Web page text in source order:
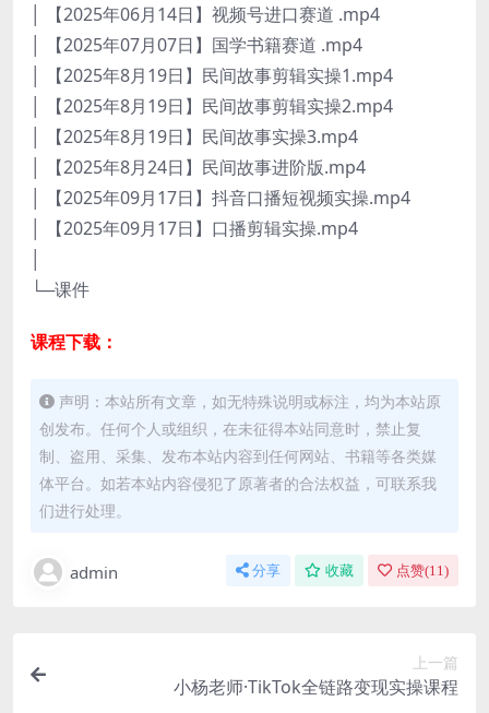
│ 【2025年06月14日】视频号进口赛道 .mp4
│ 【2025年07月07日】国学书籍赛道 .mp4
│ 【2025年8月19日】民间故事剪辑实操1.mp4
│ 【2025年8月19日】民间故事剪辑实操2.mp4
│ 【2025年8月19日】民间故事实操3.mp4
│ 【2025年8月24日】民间故事进阶版.mp4
│ 【2025年09月17日】抖音口播短视频实操.mp4
│ 【2025年09月17日】口播剪辑实操.mp4
└─课件
课程下载：
声明：本站所有文章，如无特殊说明或标注，均为本站原
创发布。任何个人或组织，在未征得本站同意时，禁止复
制、盗用、采集、发布本站内容到任何网站、书籍等各类媒
体平台。如若本站内容侵犯了原著者的合法权益，可联系我
们进行处理。
admin 分享 收藏 点赞(11 )
上一篇
小杨老师·TikTok全链路变现实操课程